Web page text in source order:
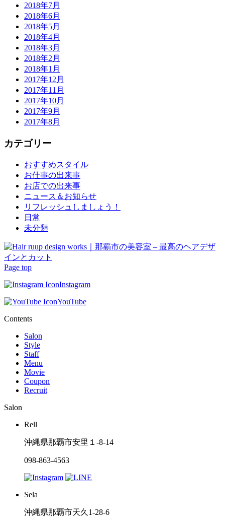
2018年7月
2018年6月
2018年5月
2018年4月
2018年3月
2018年2月
2018年1月
2017年12月
2017年11月
2017年10月
2017年9月
2017年8月
カテゴリー
おすすめスタイル
お仕事の出来事
お店での出来事
ニュース＆お知らせ
リフレッシュしましょう！
日常
未分類
Page top
Instagram
YouTube
Contents
Salon
Style
Staff
Menu
Movie
Coupon
Recruit
Salon
Rell
沖縄県那覇市安里１-8-14
098-863-4563
Sela
沖縄県那覇市天久1-28-6